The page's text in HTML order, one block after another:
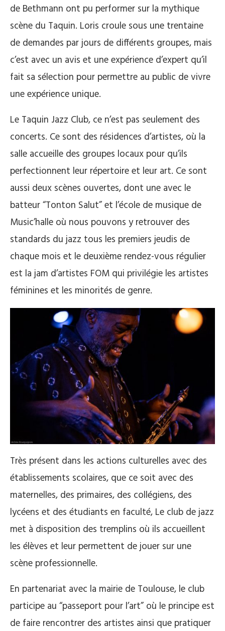
de Bethmann ont pu performer sur la mythique
scène du Taquin. Loris croule sous une trentaine
de demandes par jours de différents groupes, mais
c’est avec un avis et une expérience d’expert qu’il
fait sa sélection pour permettre au public de vivre
une expérience unique.
Le Taquin Jazz Club, ce n’est pas seulement des
concerts. Ce sont des résidences d’artistes, où la
salle accueille des groupes locaux pour qu’ils
perfectionnent leur répertoire et leur art. Ce sont
aussi deux scènes ouvertes, dont une avec le
batteur “Tonton Salut” et l’école de musique de
Music’halle où nous pouvons y retrouver des
standards du jazz tous les premiers jeudis de
chaque mois et le deuxième rendez-vous régulier
est la jam d’artistes FOM qui privilégie les artistes
féminines et les minorités de genre.
Très présent dans les actions culturelles avec des
établissements scolaires, que ce soit avec des
maternelles, des primaires, des collégiens, des
lycéens et des étudiants en faculté, Le club de jazz
met à disposition des tremplins où ils accueillent
les élèves et leur permettent de jouer sur une
scène professionnelle.
En partenariat avec la mairie de Toulouse, le club
participe au “passeport pour l’art” où le principe est
de faire rencontrer des artistes ainsi que pratiquer